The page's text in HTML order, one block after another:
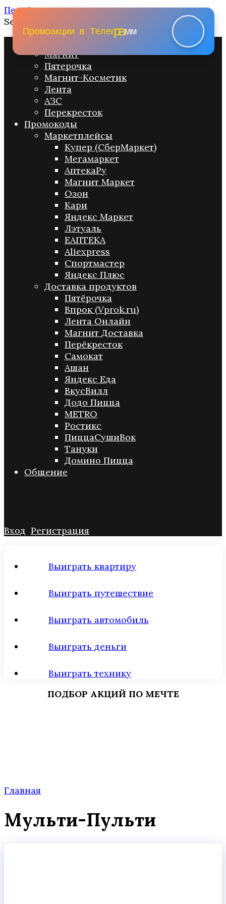
Перейти к содержанию
Search for:
Магнит
Пятерочка
Магнит-Косметик
Лента
АЗС
Перекресток
Промокоды
Маркетплейсы
Купер (СберМаркет)
Мегамаркет
АптекаРу
Магнит Маркет
Озон
Кари
Яндекс Маркет
Лэтуаль
ЕАПТЕКА
Aliexpress
Спортмастер
Яндекс Плюс
Доставка продуктов
Пятёрочка
Впрок (Vprok.ru)
Лента Онлайн
Магнит Доставка
Перёкресток
Самокат
Ашан
Яндекс Еда
ВкусВилл
Додо Пицца
METRO
Ростикс
ПиццаСушиВок
Тануки
Домино Пицца
Общение
Вход Регистрация
Выиграть квартиру
Выиграть путешествие
Выиграть автомобиль
Выиграть деньги
Выиграть технику
ПОДБОР АКЦИЙ ПО МЕЧТЕ
Главная
Мульти-Пульти
Промоакции в Телеграмм